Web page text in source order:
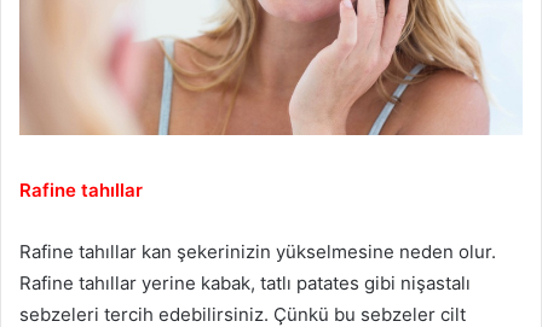
Rafine tahıllar
Rafine tahıllar kan şekerinizin yükselmesine neden olur.
Rafine tahıllar yerine kabak, tatlı patates gibi nişastalı
sebzeleri tercih edebilirsiniz. Çünkü bu sebzeler cilt